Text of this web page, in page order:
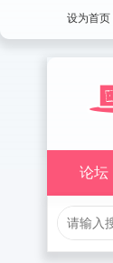
设为首页
论坛